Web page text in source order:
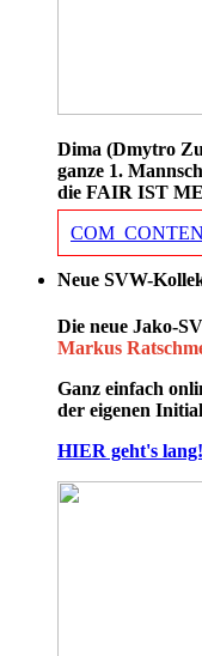
Dima (Dmytro
ganze 1.
die FAIR IST
Neue SVW-
Die neue Jako-
Markus
Ganz einfach
der eigenen
HIER geht's lang!